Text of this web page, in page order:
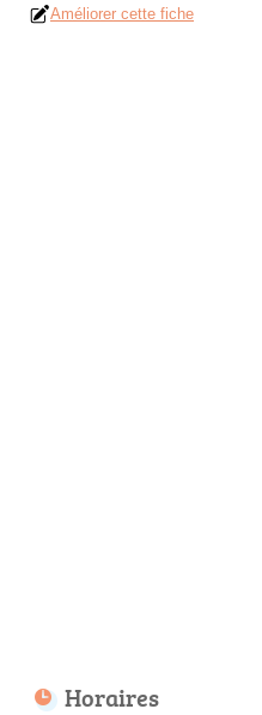
Améliorer cette fiche
Horaires